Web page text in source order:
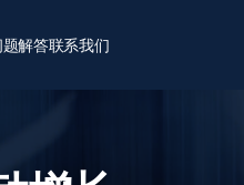
解答联系我们